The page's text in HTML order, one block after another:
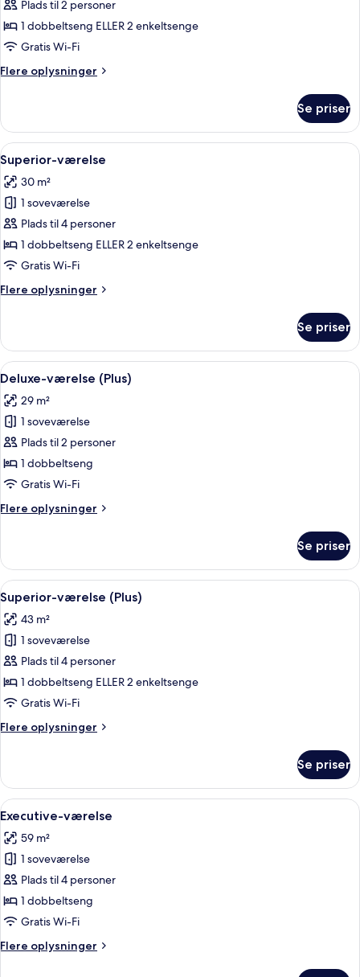
Deluxe-
værelse
Plads til 2 personer
1 dobbeltseng ELLER 2 enkeltsenge
Gratis Wi-Fi
Flere oplysninger
Flere
værelse
Se priser
Indlæs
alle
billeder
af
Superior-
værelse
Et hotelværelse med en stor seng,
5
Superior-værelse
30 m²
1 soveværelse
Plads til 4 personer
1 dobbeltseng ELLER 2 enkeltsenge
Gratis Wi-Fi
Flere oplysninger
Flere
værelse
Se priser
Indlæs
alle
billeder
af
Deluxe-
værelse
(Plus)
Et hotelværelse med en seng, to
4
Deluxe-værelse (Plus)
29 m²
1 soveværelse
Plads til 2 personer
1 dobbeltseng
Gratis Wi-Fi
Flere oplysninger
Flere
værelse
(Plus)
Se priser
Indlæs
alle
billeder
af
Superior-
værelse
(Plus)
Et hotelværelse med to senge, et
6
Superior-værelse (Plus)
43 m²
1 soveværelse
Plads til 4 personer
1 dobbeltseng ELLER 2 enkeltsenge
Gratis Wi-Fi
Flere oplysninger
Flere
værelse
(Plus)
Se priser
Indlæs
alle
billeder
af
Executive-
værelse
Et moderne hotelværelse med en
12
Executive-værelse
59 m²
1 soveværelse
Plads til 4 personer
1 dobbeltseng
Gratis Wi-Fi
Flere oplysninger
Flere